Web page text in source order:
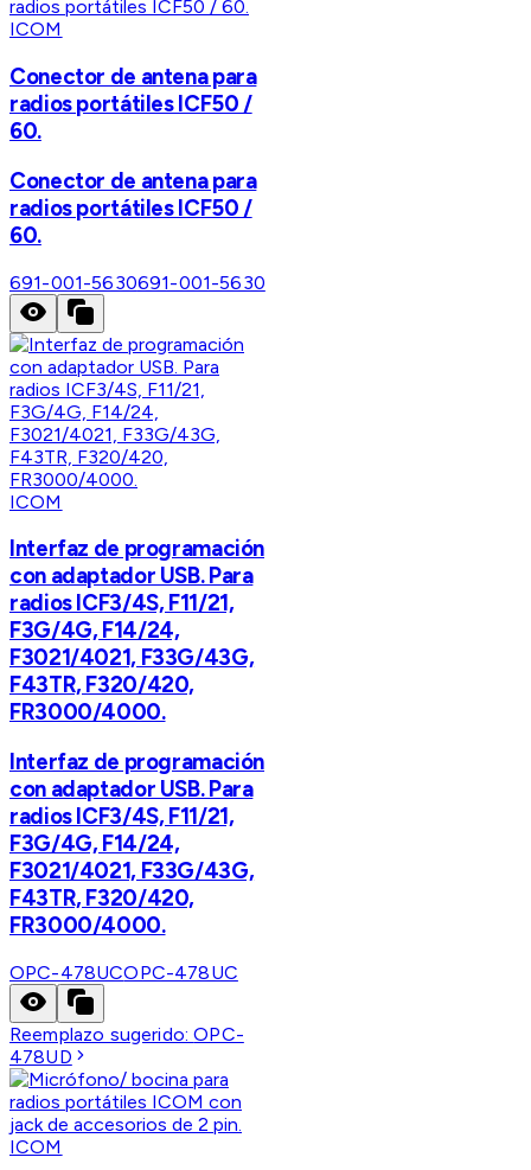
ICOM
Conector de antena para
radios portátiles ICF50 /
60.
Conector de antena para
radios portátiles ICF50 /
60.
691-001-5630691-001-5630
ICOM
Interfaz de programación
con adaptador USB. Para
radios ICF3/4S, F11/21,
F3G/4G, F14/24,
F3021/4021, F33G/43G,
F43TR, F320/420,
FR3000/4000.
Interfaz de programación
con adaptador USB. Para
radios ICF3/4S, F11/21,
F3G/4G, F14/24,
F3021/4021, F33G/43G,
F43TR, F320/420,
FR3000/4000.
OPC-478UCOPC-478UC
Reemplazo sugerido:OPC-
478UD
ICOM